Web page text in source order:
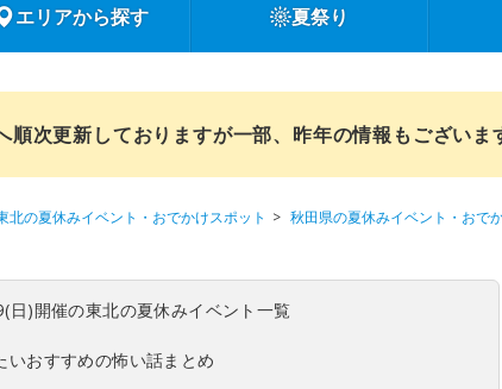
エリアから探す 夏祭り
順次更新しておりますが一部、昨年の情報もございま
北の夏休みイベント・おでかけスポット 秋田県の夏休みイベント・おで
日)開催の東北の夏休みイベント一覧
いおすすめの怖い話まとめ